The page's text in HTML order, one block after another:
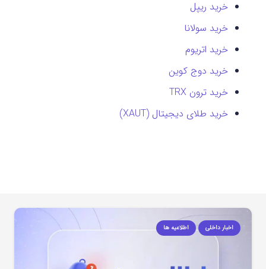
خرید ریپل
خرید سولانا
خرید اتریوم
خرید دوج کوین
خرید ترون TRX
خرید طلای دیجیتال (XAUT)
اخبار داخلی اطلاعیه ها